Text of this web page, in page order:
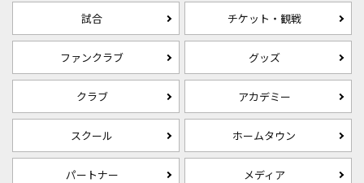
試合 チケット・観戦
ファンクラブ グッズ
クラブ アカデミー
スクール ホームタウン
パートナー メディア